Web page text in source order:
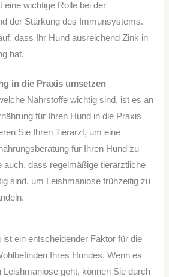
eine wichtige Rolle bei der
der Stärkung des Immunsystems.
dass Ihr Hund ausreichend Zink in
hat.
in die Praxis umsetzen
Nährstoffe wichtig sind, ist es an
für Ihren Hund in die Praxis
Sie Ihren Tierarzt, um eine
für Ihren Hund zu
auch, dass regelmäßige tierärztliche
sind, um Leishmaniose frühzeitig zu
ist ein entscheidender Faktor für die
Ihres Hundes. Wenn es
Leishmaniose geht, können Sie durch